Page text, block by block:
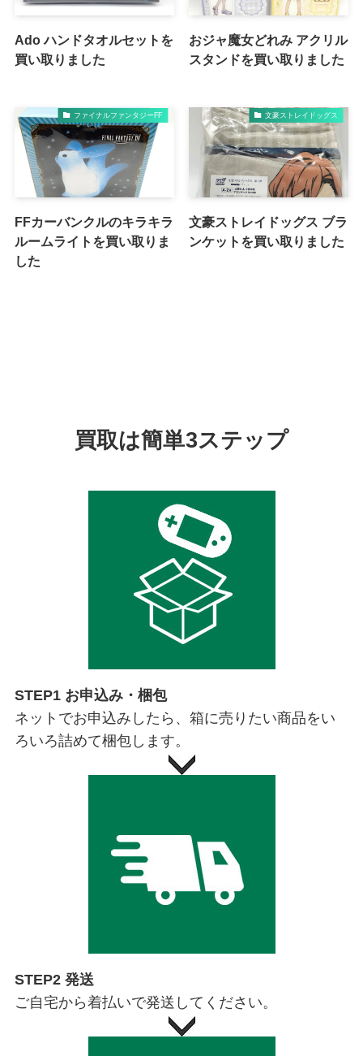
Ado ハンドタオルセットを
買い取りました
おジャ魔女どれみ アクリル
スタンドを買い取りました
ファイナルファンタジーFF
FFカーバンクルのキラキラ
ルームライトを買い取りま
した
文豪ストレイドッグス
文豪ストレイドッグス ブラ
ンケットを買い取りました
買取は簡単3ステップ
STEP1 お申込み・梱包
ネットでお申込みしたら、箱に売りたい商品をい
ろいろ詰めて梱包します。
STEP2 発送
ご自宅から着払いで発送してください。